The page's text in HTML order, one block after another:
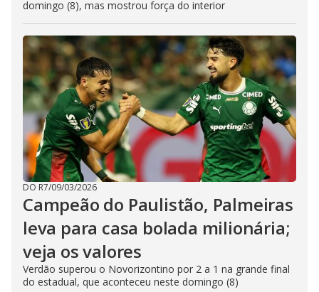
domingo (8), mas mostrou força do interior
DO R7/09/03/2026
Campeão do Paulistão, Palmeiras
leva para casa bolada milionária;
veja os valores
Verdão superou o Novorizontino por 2 a 1 na grande final
do estadual, que aconteceu neste domingo (8)